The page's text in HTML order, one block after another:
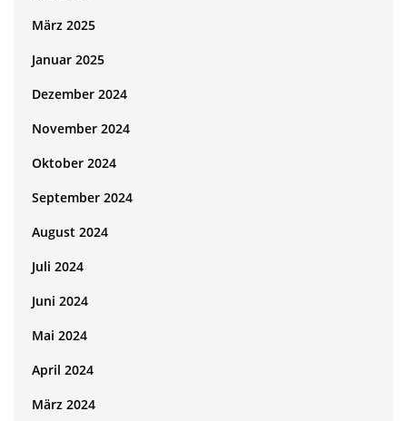
März 2025
Januar 2025
Dezember 2024
November 2024
Oktober 2024
September 2024
August 2024
Juli 2024
Juni 2024
Mai 2024
April 2024
März 2024